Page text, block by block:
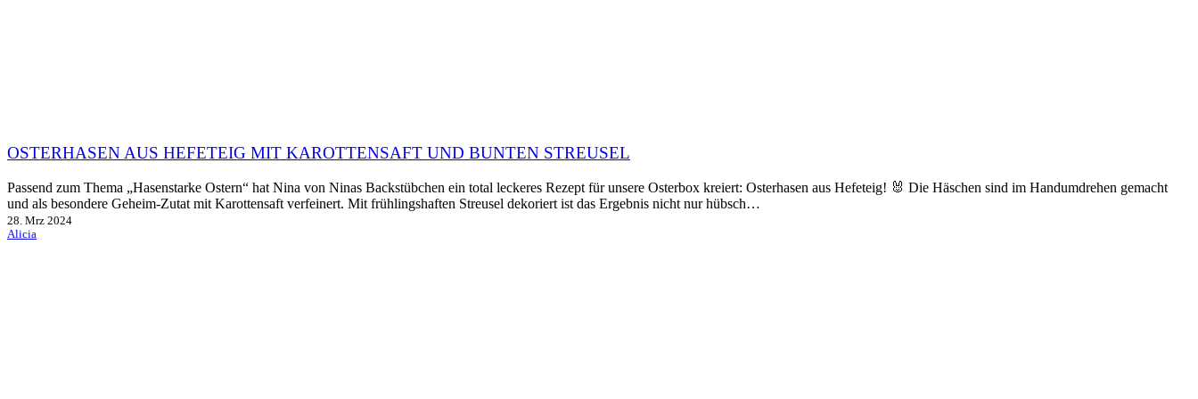
OSTERHASEN AUS HEFETEIG MIT KAROTTENSAFT UND BUNTEN STREUSEL
Passend zum Thema „Hasenstarke Ostern“ hat Nina von Ninas Backstübchen ein total leckeres Rezept für unsere Osterbox kreiert: Osterhasen aus Hefeteig! 🐰 Die Häschen sind im Handumdrehen gemacht
und als besondere Geheim-Zutat mit Karottensaft verfeinert. Mit frühlingshaften Streusel dekoriert ist das Ergebnis nicht nur hübsch…
28. Mrz 2024
Alicia